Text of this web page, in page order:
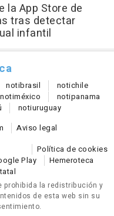
la App Store de
tras detectar
infantil
notibrasil notichile
notiméxico notipanama
notiuruguay
Aviso legal
Política de cookies
Play
Hemeroteca
prohibida la redistribución y
de esta web sin su